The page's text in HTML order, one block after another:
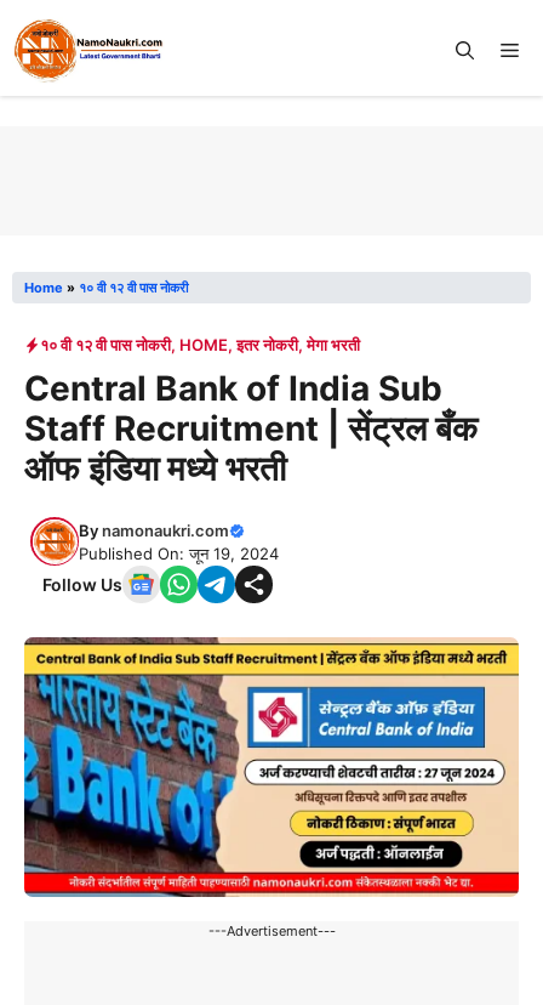
content
Home » १० वी १२ वी पास नोकरी
१० वी १२ वी पास नोकरी, HOME,इतर नोकरी,मेगा भरती
Central Bank of India Sub
Staff Recruitment | सेंट्रल बँक
ऑफ इंडिया मध्ये भरती
Bynamonaukri.com
Published On: जून 19, 2024
Follow Us
---Advertisement---